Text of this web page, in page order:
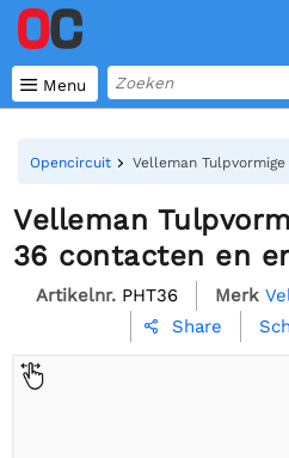
 Menu
Opencircuit Velleman
Velleman
36 contacten en
Artikelnr. PHT36 Merk
 Share